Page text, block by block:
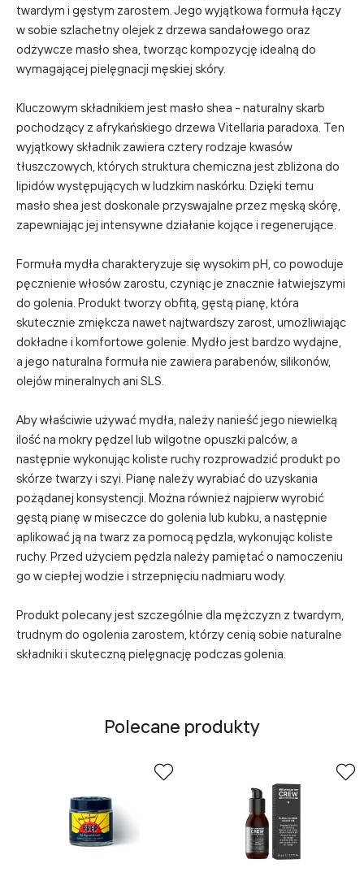
twardym i gęstym zarostem. Jego wyjątkowa formuła łączy
w sobie szlachetny olejek z drzewa sandałowego oraz
odżywcze masło shea, tworząc kompozycję idealną do
wymagającej pielęgnacji męskiej skóry.
Kluczowym składnikiem jest masło shea - naturalny skarb
pochodzący z afrykańskiego drzewa Vitellaria paradoxa. Ten
wyjątkowy składnik zawiera cztery rodzaje kwasów
tłuszczowych, których struktura chemiczna jest zbliżona do
lipidów występujących w ludzkim naskórku. Dzięki temu
masło shea jest doskonale przyswajalne przez męską skórę,
zapewniając jej intensywne działanie kojące i regenerujące.
Formuła mydła charakteryzuje się wysokim pH, co powoduje
pęcznienie włosów zarostu, czyniąc je znacznie łatwiejszymi
do golenia. Produkt tworzy obfitą, gęstą pianę, która
skutecznie zmiękcza nawet najtwardszy zarost, umożliwiając
dokładne i komfortowe golenie. Mydło jest bardzo wydajne,
a jego naturalna formuła nie zawiera parabenów, silikonów,
olejów mineralnych ani SLS.
Aby właściwie używać mydła, należy nanieść jego niewielką
ilość na mokry pędzel lub wilgotne opuszki palców, a
następnie wykonując koliste ruchy rozprowadzić produkt po
skórze twarzy i szyi. Pianę należy wyrabiać do uzyskania
pożądanej konsystencji. Można również najpierw wyrobić
gęstą pianę w miseczce do golenia lub kubku, a następnie
aplikować ją na twarz za pomocą pędzla, wykonując koliste
ruchy. Przed użyciem pędzla należy pamiętać o namoczeniu
go w ciepłej wodzie i strzepnięciu nadmiaru wody.
Produkt polecany jest szczególnie dla mężczyzn z twardym,
trudnym do ogolenia zarostem, którzy cenią sobie naturalne
składniki i skuteczną pielęgnację podczas golenia.
Polecane produkty